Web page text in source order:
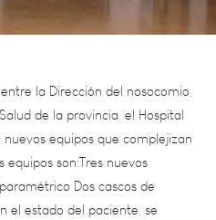
la Dirección del nosocomio,
de la provincia, el Hospital
equipos que complejizan
son:Tres nuevos
Dos cascos de
estado del paciente, se
en casos leves, cascos de